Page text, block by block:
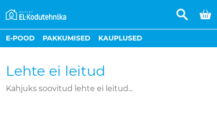
E-POOD PAKKUMISED KAUPLUSED
Lehte ei leitud
Kahjuks soovitud lehte ei leitud...